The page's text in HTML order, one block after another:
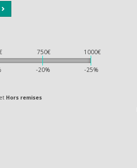
-20%
750€
-25%
1000€
et Hors remises